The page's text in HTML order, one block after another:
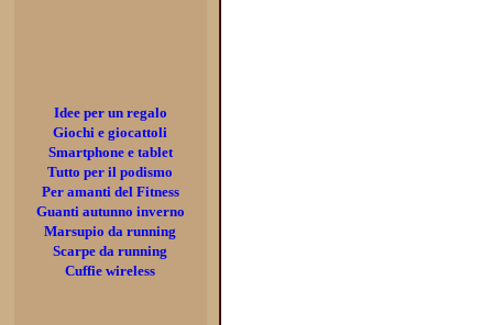
Idee per un regalo
Giochi e giocattoli
Smartphone e tablet
Tutto per il podismo
Per amanti del Fitness
Guanti autunno inverno
Marsupio da running
Scarpe da running
Cuffie wireless